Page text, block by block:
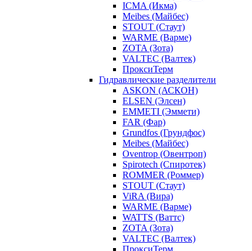
ICMA (Икма)
Meibes (Майбес)
STOUT (Стаут)
WARME (Варме)
ZOTA (Зота)
VALTEC (Валтек)
ПроксиТерм
Гидравлические разделители
ASKON (АСКОН)
ELSEN (Элсен)
EMMETI (Эммети)
FAR (Фар)
Grundfos (Грундфос)
Meibes (Майбес)
Oventrop (Овентроп)
Spirotech (Спиротек)
ROMMER (Роммер)
STOUT (Стаут)
ViRA (Вира)
WARME (Варме)
WATTS (Ваттс)
ZOTA (Зота)
VALTEC (Валтек)
ПроксиТерм